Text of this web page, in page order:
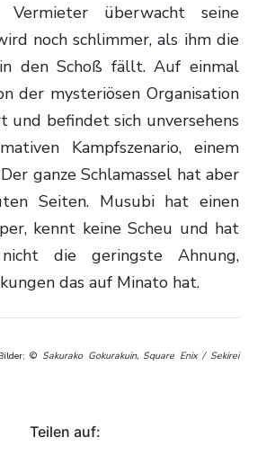
Vermieter überwacht seine
noch schlimmer, als ihm die
den Schoß fällt. Auf einmal
der mysteriösen Organisation
und befindet sich unversehens
Kampfszenario, einem
ganze Schlamassel hat aber
Seiten. Musubi hat einen
kennt keine Scheu und hat
nicht die geringste Ahnung,
das auf Minato hat.
© Sakurako Gokurakuin, Square Enix / Sekirei
Teilen auf: